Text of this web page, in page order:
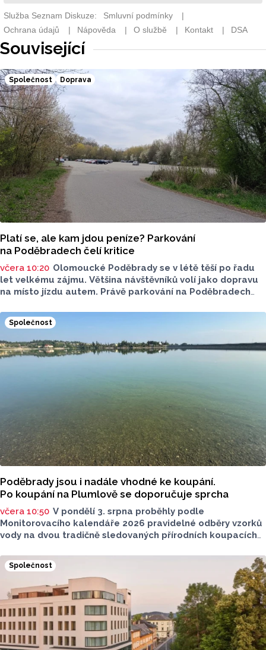
Související
Společnost Doprava
Platí se, ale kam jdou peníze? Parkování
na Poděbradech čelí kritice
včera 10:20 Olomoucké Poděbrady se v létě těší po řadu
let velkému zájmu. Většina návštěvníků volí jako dopravu
na místo jízdu autem. Právě parkování na Poděbradech
Na konci června vznikla na Facebooku stránka s názvem
Poděbrady bez závor a nelegálního parkovného, která
upozorňuje na nevyhovujcí situaci s parkováním
u oblíbeného olomouckého letoviska. Za iniciativou stojí
zastupitel města Olomouce, na jeho přání nebudeme
Společnost
Poděbrady jsou i nadále vhodné ke koupání.
Po koupání na Plumlově se doporučuje sprcha
včera 10:50 V pondělí 3. srpna proběhly podle
Monitorovacího kalendáře 2026 pravidelné odběry vzorků
vody na dvou tradičně sledovaných přírodních koupacích
(VN Plumlov) a v Koupací oblasti Poděbrady (KO
Poděbrady). Monitoring byl proveden Krajskou
hygienickou stanicí Olomouckého kraje (KHS)
ve spolupráci se Zdravotním ústavem se sídlem v Ostravě,
Centrem hygienických laboratoří v Olomouci.
Společnost